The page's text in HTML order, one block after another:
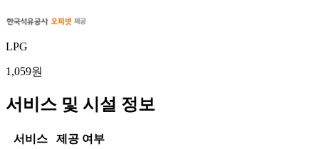
LPG
1,059원
서비스 및 시설 정보
서비스 제공 여부